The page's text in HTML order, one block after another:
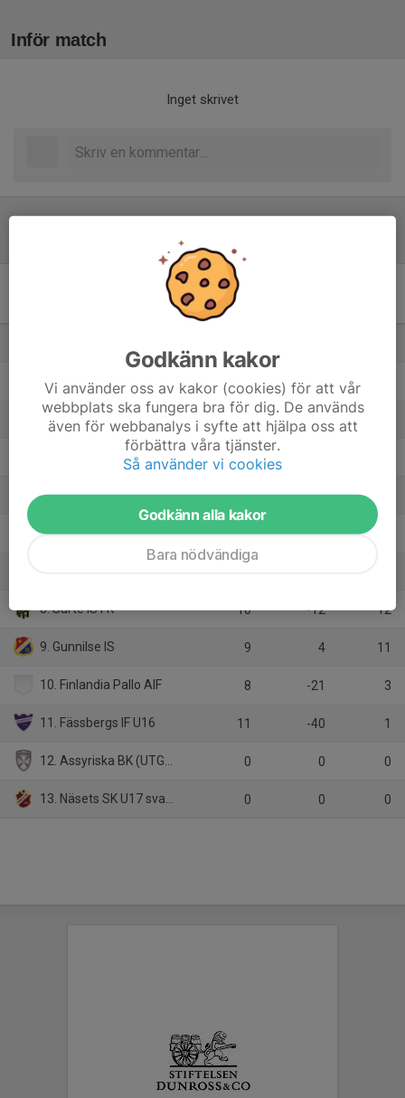
Inför match
Inget skrivet
Pojkar 2009-2010(16-17 år)
2. Ale United U17 Lag 2 9 6
3. Tölö IF U17 9 9
4. Mossens BK Svart 10
5. Mölnlycke IS Ungdom 9 6
6. Hovås Billdal IF U17-P Blå 9 0
8. Surte IS FK 10 -12 12
9. Gunnilse IS 9 4 11
10. Finlandia Pallo AIF 8 -21 3
11. Fässbergs IF U16 11 -40 1
12. Assyriska BK (UTGÅR) 0 0 0
13. Näsets SK U17 svart (UTGÅR) 0 0 0
Godkänn kakor
Vi använder oss av kakor (cookies) för att vår
webbplats ska fungera bra för dig. De används
även för webbanalys i syfte att hjälpa oss att
förbättra våra tjänster.
Så använder vi cookies
Godkänn alla kakor
Bara nödvändiga